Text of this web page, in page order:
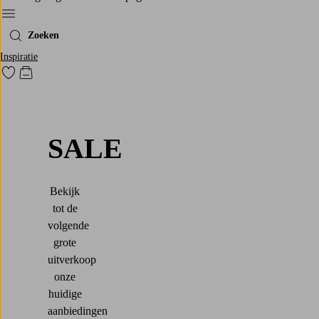
Menu
Zoeken
Inspiratie
Ga naar favoriet gemarkeerde producten
Go to checkout
SALE
Bekijk
tot de
volgende
grote
uitverkoop
onze
huidige
aanbiedingen